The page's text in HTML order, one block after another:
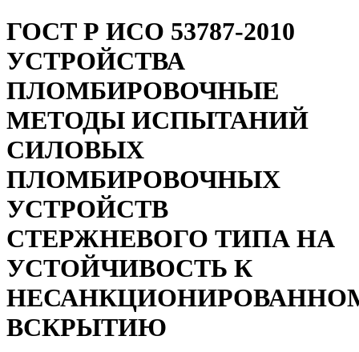
ГОСТ Р ИСО 53787-2010
УСТРОЙСТВА
ПЛОМБИРОВОЧНЫЕ
МЕТОДЫ ИСПЫТАНИЙ
СИЛОВЫХ
ПЛОМБИРОВОЧНЫХ
УСТРОЙСТВ
СТЕРЖНЕВОГО ТИПА НА
УСТОЙЧИВОСТЬ К
ВСКРЫТИЮ